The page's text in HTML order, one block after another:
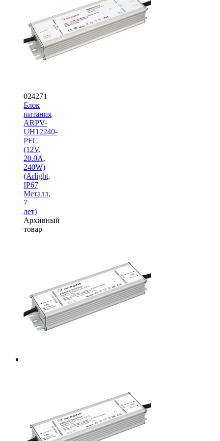
024271
Блок
питания
ARPV-
UH12240-
PFC
(12V,
20.0A,
240W)
(Arlight,
IP67
Металл,
7
лет)
Архивный
товар